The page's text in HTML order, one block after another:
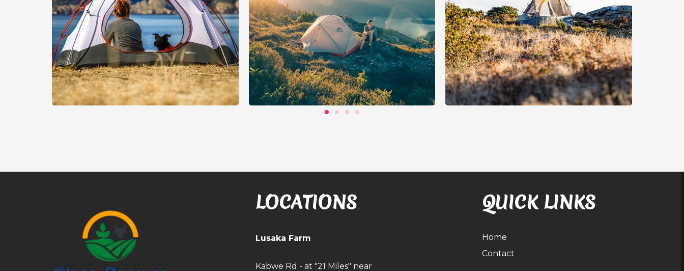
LOCATIONS
Lusaka Farm
Kabwe Rd - at "21 Miles" near
QUICK LINKS
Home
Contact